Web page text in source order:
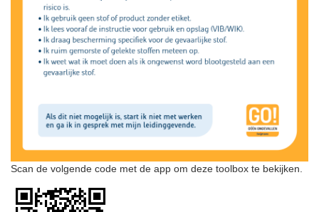
Scan de volgende code met de app om deze toolbox te bekijken.